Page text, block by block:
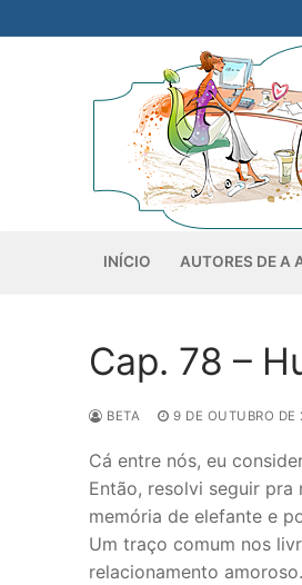
para
INÍCIO AUTORES DE A
Cap. 78 –
BETA 9 DE OUTUBRO DE
Cá entre nós, eu
Então, resolvi seguir pra
memória de elefante e
Um traço comum nos
relacionamento